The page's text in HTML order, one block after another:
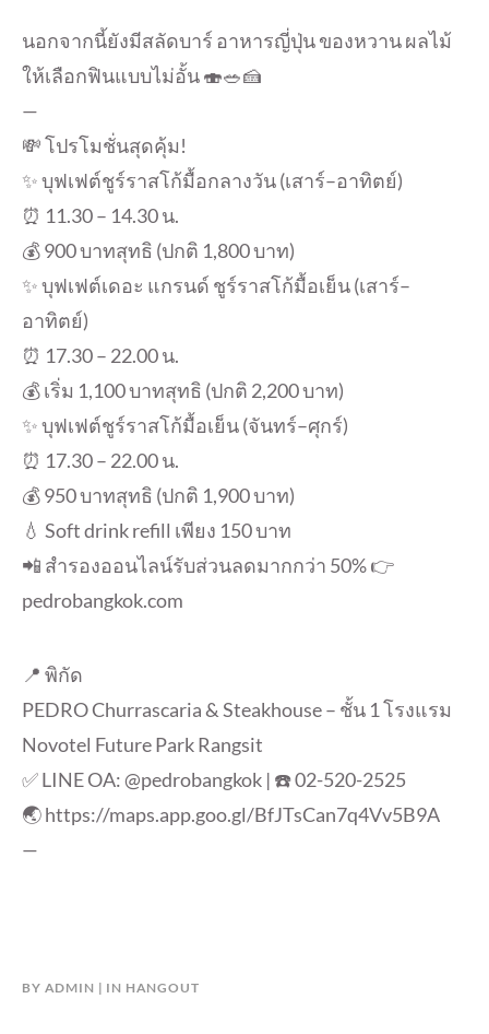
นอกจากนี้ยังมีสลัดบาร์ อาหารญี่ปุ่น ของหวาน ผลไม้
ให้เลือกฟินแบบไม่อั้น 🍣🥗🍰
—
💸 โปรโมชั่นสุดคุ้ม!
✨ บุฟเฟต์ชูร์ราสโก้มื้อกลางวัน (เสาร์–อาทิตย์)
⏰ 11.30 – 14.30 น.
💰 900 บาทสุทธิ (ปกติ 1,800 บาท)
✨ บุฟเฟต์เดอะ แกรนด์ ชูร์ราสโก้มื้อเย็น (เสาร์–
อาทิตย์)
⏰ 17.30 – 22.00 น.
💰 เริ่ม 1,100 บาทสุทธิ (ปกติ 2,200 บาท)
✨ บุฟเฟต์ชูร์ราสโก้มื้อเย็น (จันทร์–ศุกร์)
⏰ 17.30 – 22.00 น.
💰 950 บาทสุทธิ (ปกติ 1,900 บาท)
💧 Soft drink refill เพียง 150 บาท
📲 สำรองออนไลน์รับส่วนลดมากกว่า 50% 👉
pedrobangkok.com
📍 พิกัด
PEDRO Churrascaria & Steakhouse – ชั้น 1 โรงแรม
Novotel Future Park Rangsit
✅ LINE OA: @pedrobangkok | ☎️ 02-520-2525
🌏 https://maps.app.goo.gl/BfJTsCan7q4Vv5B9A
—
BY ADMIN IN HANGOUT